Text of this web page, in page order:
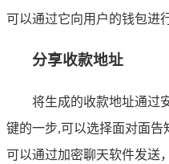
可以通过它向用户的钱包进
分享收款地址
将生成的收款地址通过
键的一步,可以选择面对面
可以通过加密聊天软件发送